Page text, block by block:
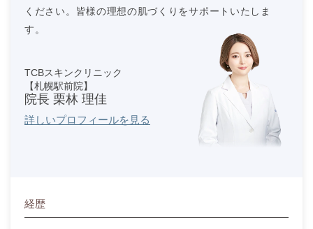
ください。皆様の理想の肌づくりをサポートいたしま
す。
TCBスキンクリニック
【札幌駅前院】
院長 栗林 理佳
詳しいプロフィールを見る
経歴